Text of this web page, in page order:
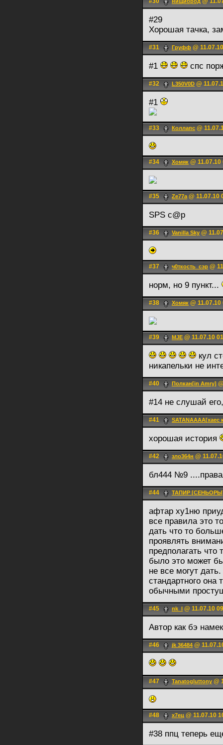
#29
Хорошая тачка,
#31 Груфф @
#1 спс
#32 L350V0D @
#1
#33 Коллапс @
#34 Хомяк @ 11.07.10
#35 Ze77a@ 11.07.10
SPS c@p
#36 Vanilla Sky @
#37 ч0ткость_сэр @
норм, но 9 пункт...
#38 Хомяк @ 11.07.10
#39 MJE @ 11.07.10
кул
никапельки не
#40 Полкан[in Amry]
#14 не слушай
#41 SATANAAAA[хаес
хорошая история
#42 зло364н @
бл444 №9
#44 ТАПИР
афтар ху1ню
все правила это
дать что то
проявлять
предполагать что
было это может
не все могут
стандартного она
обычными
#45 nk_l @ 11.07.10
Автор как бэ
#46 jk 36484 @
#47 Tanatogluttony @
#48 х7ец @ 11.07.10
#38 ппц теперь